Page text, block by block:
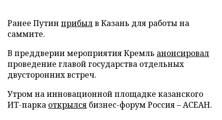
Ранее Путин прибылв Казань для работы на
саммите.
В преддверии мероприятия Кремль анонсировал
проведение главой государства отдельных
двусторонних встреч.
Утром на инновационной площадке казанского
ИТ-парка открылся бизнес-форум Россия – АСЕАН.